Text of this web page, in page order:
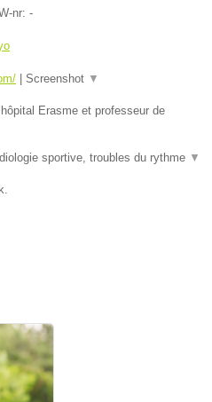
nr: -
Screenshot ▼
Erasme et professeur de
sportive, troubles du rythme ▼